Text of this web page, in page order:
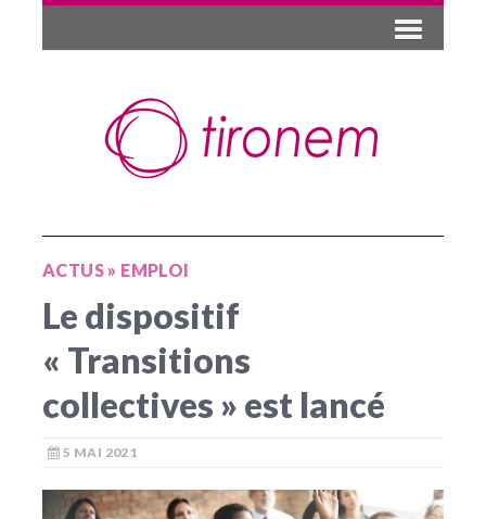
ACTUS» EMPLOI
Le dispositif
« Transitions
collectives » est lancé
5 MAI 2021